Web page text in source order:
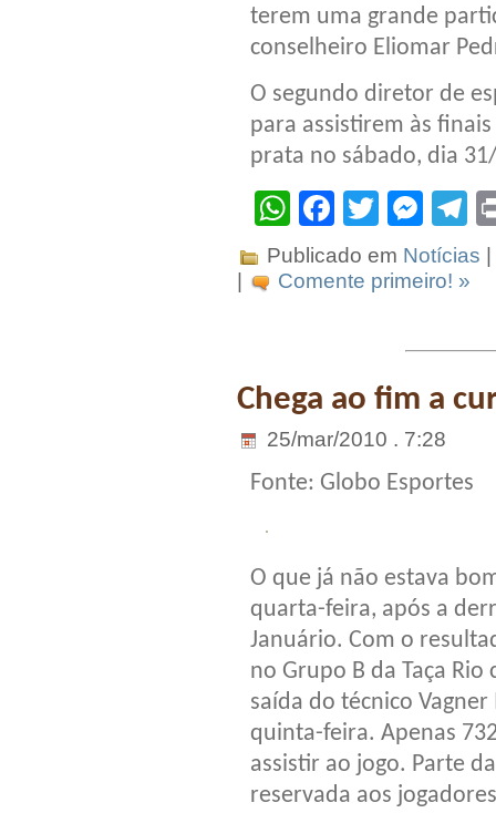
terem uma grande
conselheiro Eliomar
O segundo diretor de
para assistirem às
prata no sábado, dia
WhatsApp
Facebook
Twitter
Publicado em Notícias
|
Comente primeiro! »
Chega ao fim a
25/mar/2010 . 7:28
Fonte: Globo Esportes
O que já não estava
quarta-feira, após a
Januário. Com o
no Grupo B da Taça
saída do técnico
quinta-feira. Apenas
assistir ao jogo. Parte
reservada aos